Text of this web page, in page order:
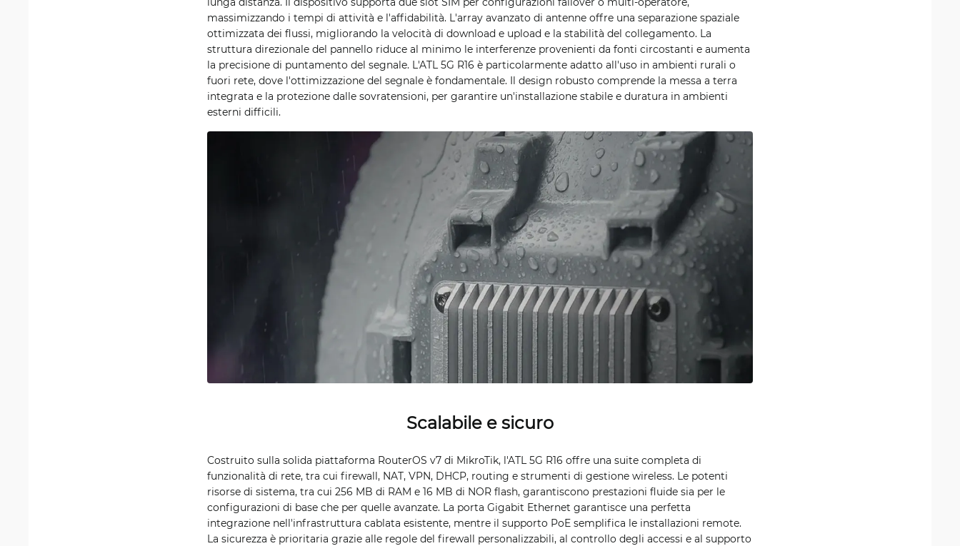
massimizzando i tempi di attività e l'affidabilità. L'array avanzato di antenne offre una separazione spaziale
ottimizzata dei flussi, migliorando la velocità di download e upload e la stabilità del collegamento. La
struttura direzionale del pannello riduce al minimo le interferenze provenienti da fonti circostanti e aumenta
la precisione di puntamento del segnale. L'ATL 5G R16 è particolarmente adatto all'uso in ambienti rurali o
fuori rete, dove l'ottimizzazione del segnale è fondamentale. Il design robusto comprende la messa a terra
integrata e la protezione dalle sovratensioni, per garantire un'installazione stabile e duratura in ambienti
esterni difficili.
Scalabile e sicuro
Costruito sulla solida piattaforma RouterOS v7 di MikroTik, l'ATL 5G R16 offre una suite completa di
funzionalità di rete, tra cui firewall, NAT, VPN, DHCP, routing e strumenti di gestione wireless. Le potenti
risorse di sistema, tra cui 256 MB di RAM e 16 MB di NOR flash, garantiscono prestazioni fluide sia per le
configurazioni di base che per quelle avanzate. La porta Gigabit Ethernet garantisce una perfetta
integrazione nell'infrastruttura cablata esistente, mentre il supporto PoE semplifica le installazioni remote.
La sicurezza è prioritaria grazie alle regole del firewall personalizzabili, al controllo degli accessi e al supporto